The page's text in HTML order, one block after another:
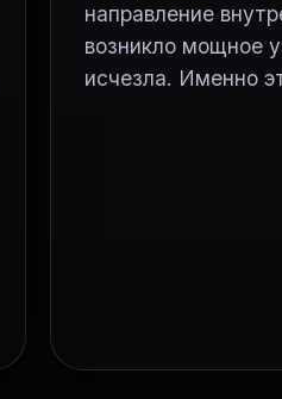
направление
возникло мощное
исчезла. Именно